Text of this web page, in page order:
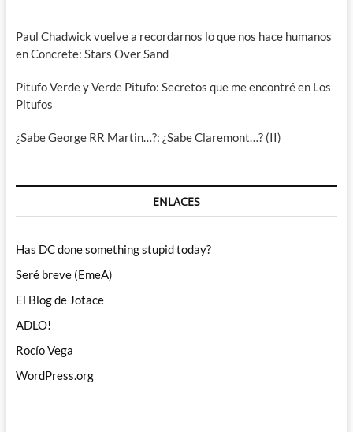
Paul Chadwick vuelve a recordarnos lo que nos hace humanos
en Concrete: Stars Over Sand
Pitufo Verde y Verde Pitufo: Secretos que me encontré en Los
Pitufos
¿Sabe George RR Martin…?: ¿Sabe Claremont…? (II)
ENLACES
Has DC done something stupid today?
Seré breve (EmeA)
El Blog de Jotace
ADLO!
Rocío Vega
WordPress.org